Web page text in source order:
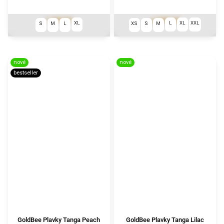
1 790 Kč
S M L XL od999 Kč
XS S M L XL XXL
nové
bestseller
GoldBee Plavky Tanga Peach
nové
GoldBee Plavky Tanga Lilac